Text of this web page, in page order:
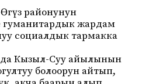
районунун
гуманитардык жардам
социалдык тармакка
Кызыл-Суу айылынын
болоорун айтып,